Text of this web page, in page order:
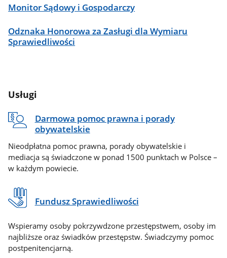
Monitor Sądowy i Gospodarczy
Odznaka Honorowa za Zasługi dla Wymiaru
Sprawiedliwości
Usługi
Darmowa pomoc prawna i porady
obywatelskie
Nieodpłatna pomoc prawna, porady obywatelskie i
mediacja są świadczone w ponad 1500 punktach w Polsce –
w każdym powiecie.
Fundusz Sprawiedliwości
Wspieramy osoby pokrzywdzone przestępstwem, osoby im
najbliższe oraz świadków przestępstw. Świadczymy pomoc
postpenitencjarną.